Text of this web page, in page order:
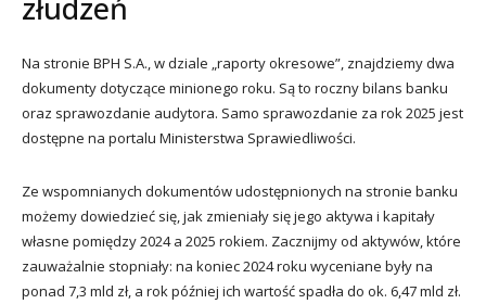
Na stronie BPH S.A., w dziale „raporty okresowe”, znajdziemy dwa
dokumenty dotyczące minionego roku. Są to roczny bilans banku
oraz sprawozdanie audytora. Samo sprawozdanie za rok 2025 jest
dostępne na portalu Ministerstwa Sprawiedliwości.
Ze wspomnianych dokumentów udostępnionych na stronie banku
możemy dowiedzieć się, jak zmieniały się jego aktywa i kapitały
własne pomiędzy 2024 a 2025 rokiem. Zacznijmy od aktywów, które
zauważalnie stopniały: na koniec 2024 roku wyceniane były na
ponad 7,3 mld zł, a rok później ich wartość spadła do ok. 6,47 mld zł.